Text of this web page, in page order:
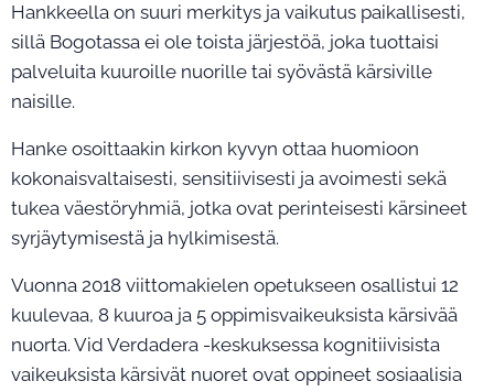
Hankkeella on suuri merkitys ja vaikutus paikallisesti,
sillä Bogotassa ei ole toista järjestöä, joka tuottaisi
palveluita kuuroille nuorille tai syövästä kärsiville
naisille.
Hanke osoittaakin kirkon kyvyn ottaa huomioon
kokonaisvaltaisesti, sensitiivisesti ja avoimesti sekä
tukea väestöryhmiä, jotka ovat perinteisesti kärsineet
syrjäytymisestä ja hylkimisestä.
Vuonna 2018 viittomakielen opetukseen osallistui 12
kuulevaa, 8 kuuroa ja 5 oppimisvaikeuksista kärsivää
nuorta. Vid Verdadera -keskuksessa kognitiivisista
vaikeuksista kärsivät nuoret ovat oppineet sosiaalisia